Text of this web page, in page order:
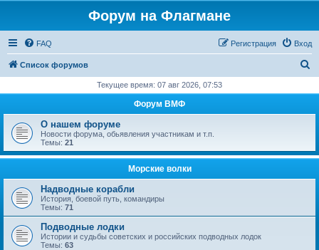
Форум на Флагмане
FAQ Вход
Регистрация
Список форумов
с
Текущее время: 07 авг 2026, 07:53
Форум ВМФ
О нашем форуме
Новости форума, обьявления участникам и т.п.
Темы: 21
Морские волки
Надводные корабли
История, боевой путь, командиры
Темы: 71
Подводные лодки
Истории и судьбы советских и российских подводных лодок
Темы: 63